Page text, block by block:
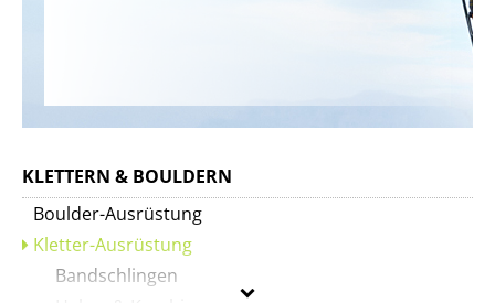
KLETTERN & BOULDERN
Boulder-Ausrüstung
Kletter-Ausrüstung
Bandschlingen